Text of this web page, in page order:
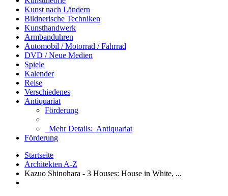
Kunst nach Ländern
Bildnerische Techniken
Kunsthandwerk
Armbanduhren
Automobil / Motorrad / Fahrrad
DVD / Neue Medien
Spiele
Kalender
Reise
Verschiedenes
Antiquariat
Förderung
Mehr Details: Antiquariat
Förderung
Startseite
Architekten A-Z
Kazuo Shinohara - 3 Houses: House in White, ...